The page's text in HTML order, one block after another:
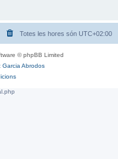
Totes les hores són UTC+02:00
© phpBB Limited
Abrodos